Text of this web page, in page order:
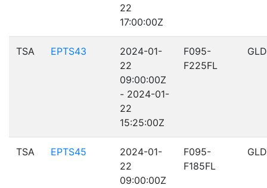
22
17:00:00Z
TSA EPTS43
2024-01-
22
09:00:00Z
- 2024-01-
22
15:25:00Z
F095-
F225FL
GLD
TSA EPTS45
2024-01-
22
09:00:00Z
F095-
F185FL
GLD